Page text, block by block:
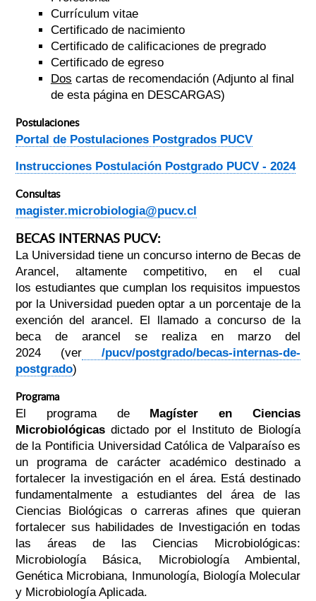
Currículum vitae
Certificado de nacimiento
Certificado de calificaciones de pregrado
Certificado de egreso
Dos cartas de recomendación (Adjunto al final
de esta página en DESCARGAS)
Postulaciones
Portal de Postulaciones Postgrados PUCV
Instrucciones Postulación Postgrado PUCV - 2024
Consultas
magister.microbiologia@pucv.cl
BECAS INTERNAS PUCV:
La Universidad tiene un concurso interno de Becas de
Arancel, altamente competitivo, en el cual
los estudiantes que cumplan los requisitos impuestos
por la Universidad pueden optar a un porcentaje de la
exención del arancel. El llamado a concurso de la
beca de arancel se realiza en marzo del
2024 (ver /pucv/postgrado/becas-internas-de-
postgrado)
Programa
El programa de
Magíster en Ciencias
Microbiológicasdictado por el Instituto de Biología
de la Pontificia Universidad Católica de Valparaíso es
un programa de carácter académico destinado a
fortalecer la investigación en el área. Está destinado
fundamentalmente a estudiantes del área de las
Ciencias Biológicas o carreras afines que quieran
fortalecer sus habilidades de Investigación en todas
las áreas de las Ciencias Microbiológicas:
Microbiología Básica, Microbiología Ambiental,
Genética Microbiana, Inmunología, Biología Molecular
y Microbiología Aplicada.